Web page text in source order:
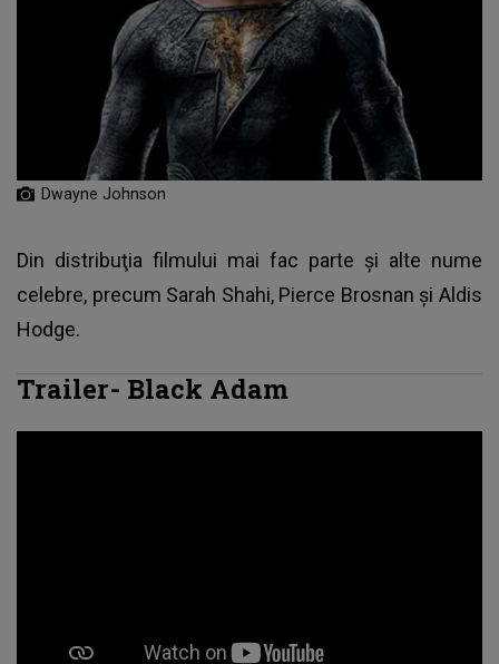
Dwayne Johnson
Din distribuţia filmului mai fac parte şi alte nume
celebre, precum Sarah Shahi, Pierce Brosnan şi Aldis
Hodge.
Trailer- Black Adam